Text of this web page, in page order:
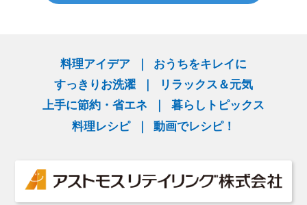
料理アイデア
おうちをキレイに
すっきりお洗濯
リラックス＆元気
上手に節約・省エネ
暮らしトピックス
料理レシピ
動画でレシピ！